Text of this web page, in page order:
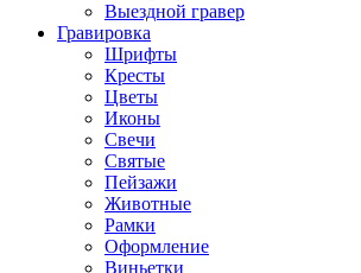
Выездной гравер
Гравировка
Шрифты
Кресты
Цветы
Иконы
Свечи
Святые
Пейзажи
Животные
Рамки
Оформление
Виньетки